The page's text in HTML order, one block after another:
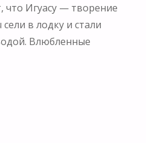
что Игуасу — творение
в лодку и стали
Влюбленные